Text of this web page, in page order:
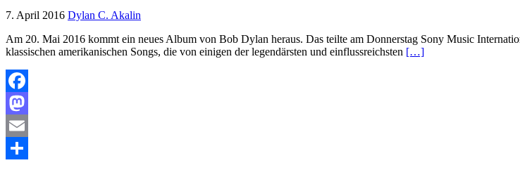
7. April 2016 Dylan C. Akalin
Am 20. Mai 2016 kommt ein neues Album von Bob Dylan heraus. Das teilte am Donnerstag Sony Music
klassischen amerikanischen Songs, die von einigen der legendärsten und einflussreichsten […]
Facebook
Mastodon
Email